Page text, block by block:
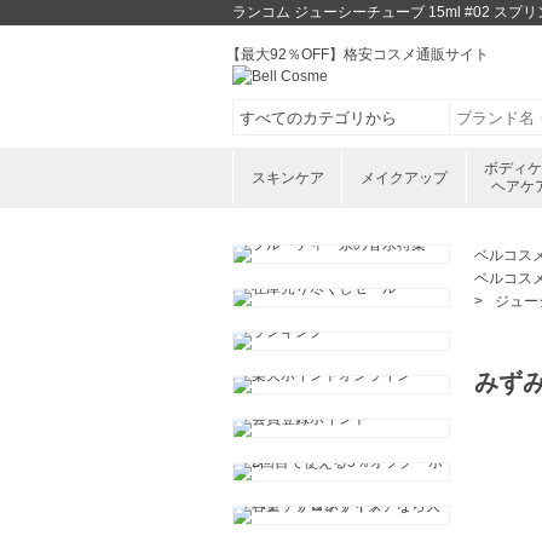
ランコム ジューシーチューブ 15ml #02 スプ
【最大92％OFF】格安コスメ通販サイト
スキンケア メイクアップ
ボディ
ヘアケ
ベルコス
ベルコス
ジュ
みず